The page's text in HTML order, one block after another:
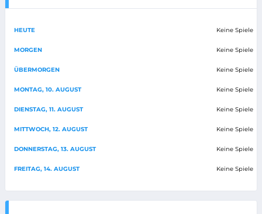
HEUTE Keine Spiele
MORGEN Keine Spiele
ÜBERMORGEN Keine Spiele
MONTAG, 10. AUGUST Keine Spiele
DIENSTAG, 11. AUGUST Keine Spiele
MITTWOCH, 12. AUGUST Keine Spiele
DONNERSTAG, 13. AUGUST Keine Spiele
FREITAG, 14. AUGUST Keine Spiele